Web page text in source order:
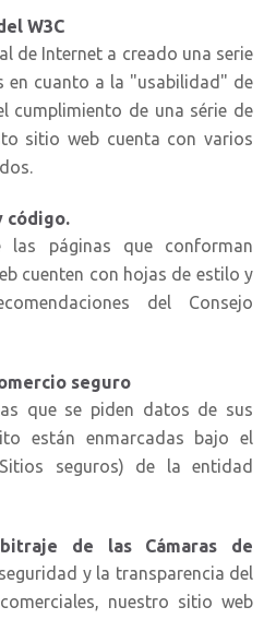
W3C
de Internet a creado una serie
en cuanto a la "usabilidad" de
cumplimiento de una série de
sitio web cuenta con varios
código.
las páginas que conforman
cuenten con hojas de estilo y
del Consejo
seguro
que se piden datos de sus
están enmarcadas bajo el
seguros) de la entidad
y la transparencia del
nuestro sitio web